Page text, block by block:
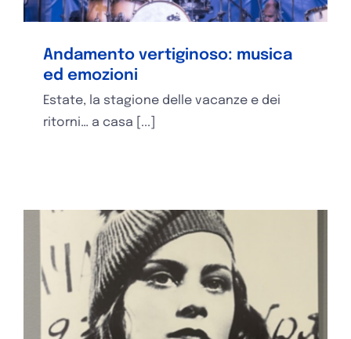
Andamento vertiginoso: musica
ed emozioni
Estate, la stagione delle vacanze e dei
ritorni… a casa [...]